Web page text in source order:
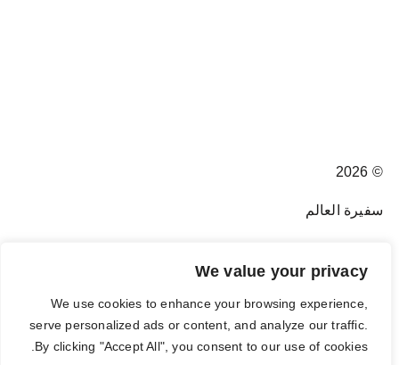
We value your privacy
We use cookies to enhance your browsing experience,
serve personalized ads or content, and analyze our traffic.
By clicking "Accept All", you consent to our use of cookies.
© 2026
سفيرة العالم
Donate